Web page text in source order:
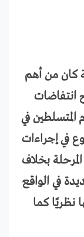
كان من أهم
انتفاضات
المتسلطين في
في إجراءات
بخلاف
في الواقع
نظريًا كما